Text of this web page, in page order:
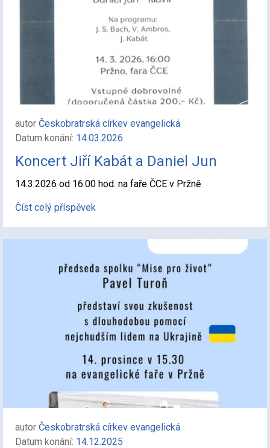
autor Českobratrská církev evangelická
Datum konání: 14.03.2026
Koncert Jiří Kabát a Daniel Jun
14.3.2026 od 16:00 hod. na faře ČCE v Pržně
Číst celý příspěvek
autor Českobratrská církev evangelická
Datum konání: 14.12.2025